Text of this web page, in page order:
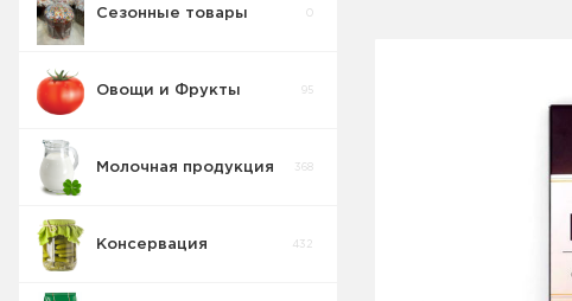
Сезонные товары
Овощи и Фрукты 95
Молочная продукция 368
Консервация 432